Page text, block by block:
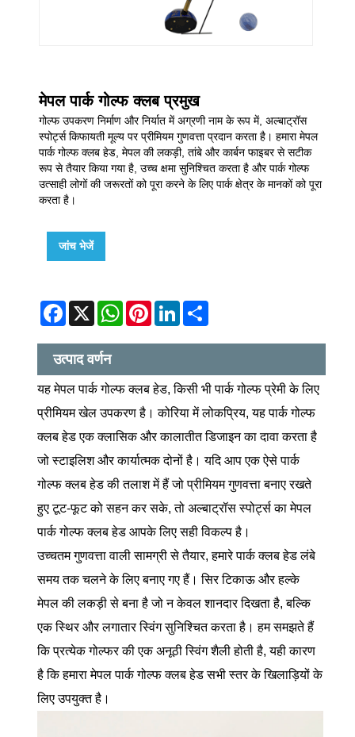
मेपल पार्क गोल्फ क्लब प्रमुख
गोल्फ उपकरण निर्माण और निर्यात में अग्रणी नाम के रूप में, अल्बाट्रॉस
स्पोर्ट्स किफायती मूल्य पर प्रीमियम गुणवत्ता प्रदान करता है। हमारा मेपल
पार्क गोल्फ क्लब हेड, मेपल की लकड़ी, तांबे और कार्बन फाइबर से सटीक
रूप से तैयार किया गया है, उच्च क्षमा सुनिश्चित करता है और पार्क गोल्फ
उत्साही लोगों की जरूरतों को पूरा करने के लिए पार्क क्षेत्र के मानकों को पूरा
करता है।
जांच भेजें
Facebook
X WhatsApp
Pinterest
LinkedIn
उत्पाद वर्णन
यह मेपल पार्क गोल्फ क्लब हेड, किसी भी पार्क गोल्फ प्रेमी के लिए
प्रीमियम खेल उपकरण है। कोरिया में लोकप्रिय, यह पार्क गोल्फ
क्लब हेड एक क्लासिक और कालातीत डिजाइन का दावा करता है
जो स्टाइलिश और कार्यात्मक दोनों है। यदि आप एक ऐसे पार्क
गोल्फ क्लब हेड की तलाश में हैं जो प्रीमियम गुणवत्ता बनाए रखते
हुए टूट-फूट को सहन कर सके, तो अल्बाट्रॉस स्पोर्ट्स का मेपल
पार्क गोल्फ क्लब हेड आपके लिए सही विकल्प है।
उच्चतम गुणवत्ता वाली सामग्री से तैयार, हमारे पार्क क्लब हेड लंबे
समय तक चलने के लिए बनाए गए हैं। सिर टिकाऊ और हल्के
मेपल की लकड़ी से बना है जो न केवल शानदार दिखता है, बल्कि
एक स्थिर और लगातार स्विंग सुनिश्चित करता है। हम समझते हैं
कि प्रत्येक गोल्फर की एक अनूठी स्विंग शैली होती है, यही कारण
है कि हमारा मेपल पार्क गोल्फ क्लब हेड सभी स्तर के खिलाड़ियों के
लिए उपयुक्त है।